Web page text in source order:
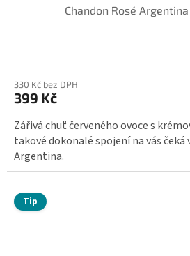
Chandon Rosé Argentina
330 Kč bez DPH
399 Kč
Zářivá chuť červeného ovoce s
takové dokonalé spojení na vás čeká
Argentina.
Tip